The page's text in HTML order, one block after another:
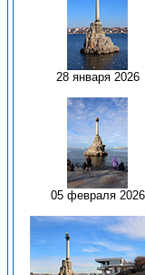
28 января 2026
05 февраля 2026